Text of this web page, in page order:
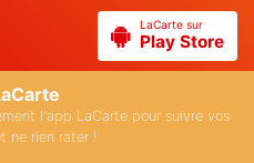
LaCarte sur
Play Store
l'app LaCarte pour suivre vos
ne rien rater !